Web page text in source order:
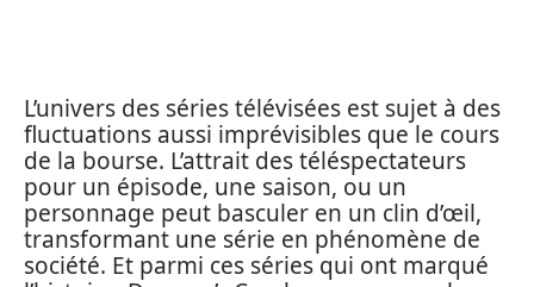
L’univers des séries télévisées est sujet à des
fluctuations aussi imprévisibles que le cours
de la bourse. L’attrait des téléspectateurs
pour un épisode, une saison, ou un
personnage peut basculer en un clin d’œil,
transformant une série en phénomène de
société. Et parmi ces séries qui ont marqué